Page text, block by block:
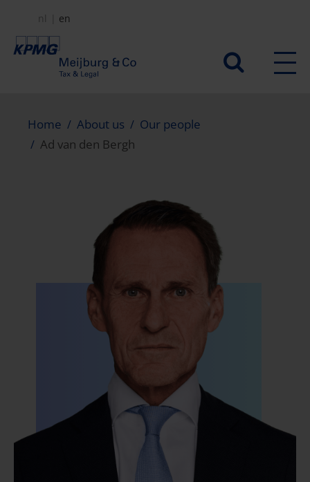
main
Secundair
nl en
Home About us
Our people
Ad van den Bergh